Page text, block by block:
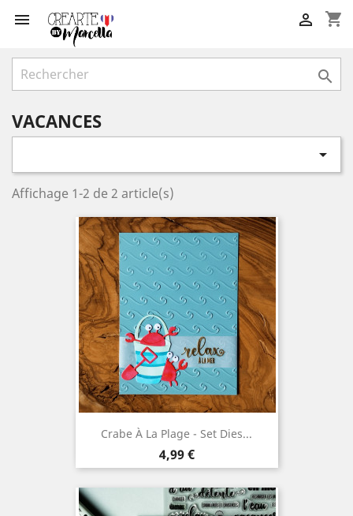
 shopping_cart


VACANCES

Affichage 1-2 de 2 article(s)
Crabe À La Plage - Set Dies...
Prix
4,99 €